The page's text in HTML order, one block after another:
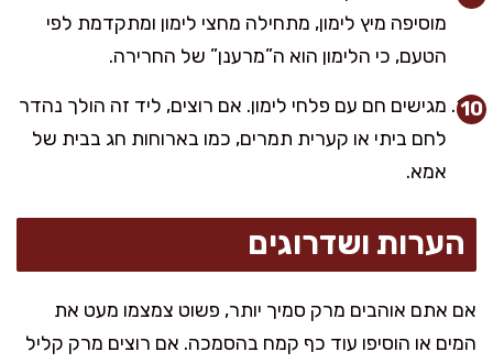
מוסיפה מיץ לימון, מתחילה מחצי לימון ומתקדמת לפי
הטעם, כי הלימון הוא ה”מרענן” של החרירה.
מגישים חם עם פלחי לימון. אם רוצים, ליד זה הולך נהדר
לחם ביתי או קערית תמרים, כמו בארוחות חג בבית של
אמא.
הערות ושדרוגים
אם אתם אוהבים מרק סמיך יותר, פשוט צמצמו מעט את
המים או הוסיפו עוד כף קמח בהסמכה. אם רוצים מרק קליל